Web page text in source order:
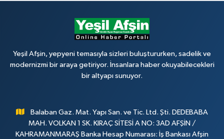
Yeşil Afşin, yepyeni temasıyla sizleri buluştururken, sadelik ve
modernizmi bir araya getiriyor. İnsanlara haber okuyabilecekleri
bir altyapı sunuyor.
Balaban Gaz. Mat. Yapı San. ve Tic. Ltd. Şti. DEDEBABA
MAH. VOLKAN 1 SK. KIRAÇ SİTESİ A NO: 3AD AFŞİN /
KAHRAMANMARAŞ Banka Hesap Numarası: İş Bankası Afşin